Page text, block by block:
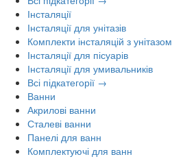
Інсталяції
Інсталяції для унітазів
Комплекти інсталяцій з унітазом
Інсталяції для пісуарів
Інсталяції для умивальників
Всі підкатегорії →
Ванни
Акрилові ванни
Сталеві ванни
Панелі для ванн
Комплектуючі для ванн